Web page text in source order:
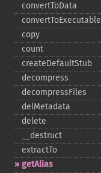
convertToData
convertToExecutable
copy
count
createDefaultStub
decompress
decompressFiles
delMetadata
delete
_​_​destruct
extractTo
getAlias